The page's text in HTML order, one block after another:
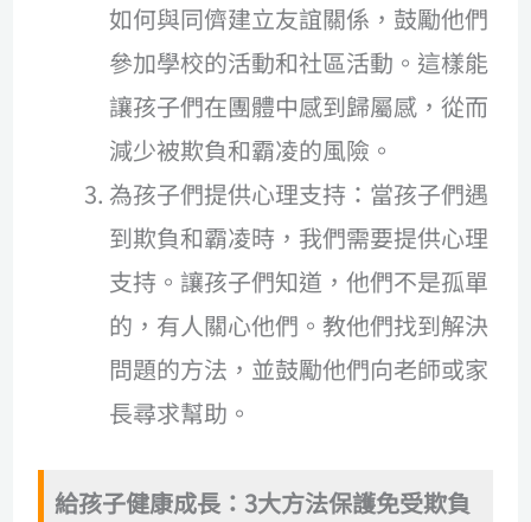
如何與同儕建立友誼關係，鼓勵他們
參加學校的活動和社區活動。這樣能
讓孩子們在團體中感到歸屬感，從而
減少被欺負和霸凌的風險。
為孩子們提供心理支持：當孩子們遇
到欺負和霸凌時，我們需要提供心理
支持。讓孩子們知道，他們不是孤單
的，有人關心他們。教他們找到解決
問題的方法，並鼓勵他們向老師或家
長尋求幫助。
給孩子健康成長：3大方法保護免受欺負